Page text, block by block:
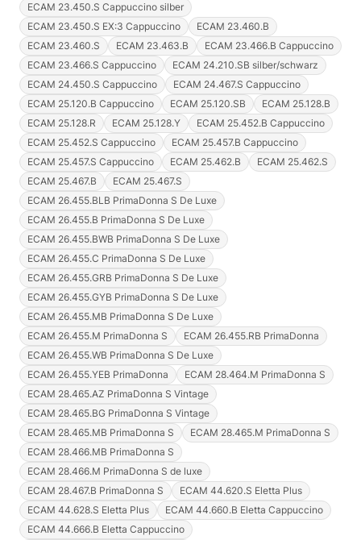
ECAM 23.450.S Cappuccino silber
ECAM 23.450.S EX:3 Cappuccino
ECAM 23.460.B
ECAM 23.460.S
ECAM 23.463.B
ECAM 23.466.B Cappuccino
ECAM 23.466.S Cappuccino
ECAM 24.210.SB silber/schwarz
ECAM 24.450.S Cappuccino
ECAM 24.467.S Cappuccino
ECAM 25.120.B Cappuccino
ECAM 25.120.SB
ECAM 25.128.B
ECAM 25.128.R
ECAM 25.128.Y
ECAM 25.452.B Cappuccino
ECAM 25.452.S Cappuccino
ECAM 25.457.B Cappuccino
ECAM 25.457.S Cappuccino
ECAM 25.462.B
ECAM 25.462.S
ECAM 25.467.B
ECAM 25.467.S
ECAM 26.455.BLB PrimaDonna S De Luxe
ECAM 26.455.B PrimaDonna S De Luxe
ECAM 26.455.BWB PrimaDonna S De Luxe
ECAM 26.455.C PrimaDonna S De Luxe
ECAM 26.455.GRB PrimaDonna S De Luxe
ECAM 26.455.GYB PrimaDonna S De Luxe
ECAM 26.455.MB PrimaDonna S De Luxe
ECAM 26.455.M PrimaDonna S
ECAM 26.455.RB PrimaDonna
ECAM 26.455.WB PrimaDonna S De Luxe
ECAM 26.455.YEB PrimaDonna
ECAM 28.464.M PrimaDonna S
ECAM 28.465.AZ PrimaDonna S Vintage
ECAM 28.465.BG PrimaDonna S Vintage
ECAM 28.465.MB PrimaDonna S
ECAM 28.465.M PrimaDonna S
ECAM 28.466.MB PrimaDonna S
ECAM 28.466.M PrimaDonna S de luxe
ECAM 28.467.B PrimaDonna S
ECAM 44.620.S Eletta Plus
ECAM 44.628.S Eletta Plus
ECAM 44.660.B Eletta Cappuccino
ECAM 44.666.B Eletta Cappuccino